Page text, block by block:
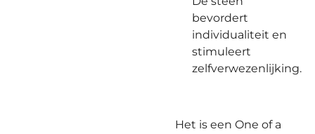
bevordert
individualiteit en
stimuleert
zelfverwezenlijking.
Het is een One of a